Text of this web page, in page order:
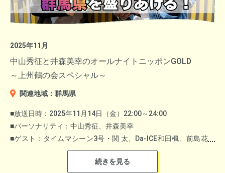
▼11社のブルワリーが連携する「横浜クラフトビール スタンプ
ラリー」
開催される「ヤンググランプリ」「ガールズグランプリ」
「KEIRINグランプリ2025」の見どころや、競輪の楽しみ方を紹
員会が担当。
自己実現・家族の幸せ・地域貢献・コミュニティ活性化・事業立
い、グランプリほか各部門賞を選考。同時に各自治体の取り組み
も審査し、移住者や地域の方々にとって魅力な移住促進施策を行
っている自治体を表彰。
移住者とその暮らしを支援する自治体双方を審査対象とします。
公式HP
＜グランプリ＞
静岡県焼津市 水野 優子さん
焼津市 経済部誘致戦略課 鈴木 上貴さん
2025年11月
中山秀征と井森美幸のオールナイトニッポンGOLD
～上州鶴の会スペシャル～
関連地域：群馬県
■放送日時：2025年11月14日（金）22:00～24:00
■パーソナリティ：中山秀征、井森美幸
■ゲスト：タイムマシーン3号・関 太、Da-ICE和田楓、前島花音
アナウンサー（群馬出身）